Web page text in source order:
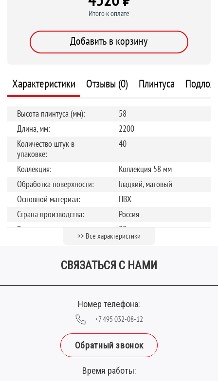
Итого к оплате
Добавить в корзину
Характеристики Отзывы (0) Плинтуса
Высота плинтуса (мм):
58
Длина, мм:
2200
Количество штук в
упаковке:
40
Коллекция:
Коллекция 58 мм
Обработка поверхности:
Гладкий, матовый
Основной материал:
ПВХ
Страна производства:
Россия
Толщина, мм:
20
>> Все характеристики
СВЯЗАТЬСЯ С НАМИ
Номер телефона:
+7 495 032-08-12
Обратный звонок
Время работы: